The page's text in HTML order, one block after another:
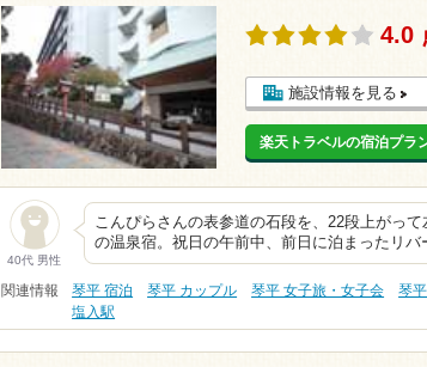
4.0
施設情報を見る
楽天トラベルの宿泊プラ
40代 男性
こんぴらさんの表参道の石段を、22段上がっ
の温泉宿。祝日の午前中、前日に泊まったリ
関連情報 琴平 宿泊 琴平 カップル 琴平 女子旅・女子会 琴
塩入駅